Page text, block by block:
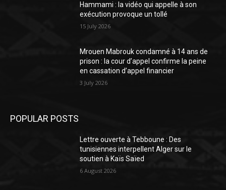
Hammami : la vidéo qui appelle à son
exécution provoque un tollé
15 July 2026
Mrouen Mabrouk condamné à 14 ans de
prison : la cour d’appel confirme la peine
en cassation d’appel financier
3 July 2026
POPULAR POSTS
Lettre ouverte à Tebboune : Des
tunisiennes interpellent Alger sur le
soutien à Kaïs Saïed
6 August 2026